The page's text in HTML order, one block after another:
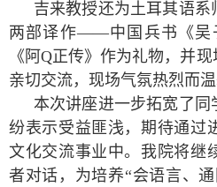
吉来教授还为土耳其语
两部译作——中国兵书《吴
《阿Q正传》作为礼物，并
亲切交流，现场气氛热烈而温
本次讲座进一步拓宽了
纷表示受益匪浅，期待通过
文化交流事业中。我院将继
者对话，为培养“会语言、